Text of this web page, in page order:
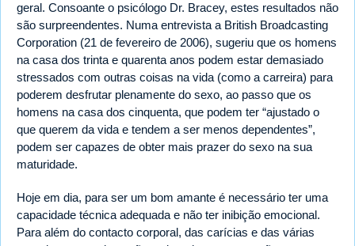
geral. Consoante o psicólogo Dr. Bracey, estes resultados não
são surpreendentes. Numa entrevista a British Broadcasting
Corporation (21 de fevereiro de 2006), sugeriu que os homens
na casa dos trinta e quarenta anos podem estar demasiado
stressados com outras coisas na vida (como a carreira) para
poderem desfrutar plenamente do sexo, ao passo que os
homens na casa dos cinquenta, que podem ter “ajustado o
que querem da vida e tendem a ser menos dependentes”,
podem ser capazes de obter mais prazer do sexo na sua
maturidade.
Hoje em dia, para ser um bom amante é necessário ter uma
capacidade técnica adequada e não ter inibição emocional.
Para além do contacto corporal, das carícias e das várias